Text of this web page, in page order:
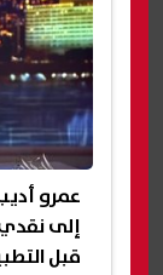
عمرو
إلى
قبل